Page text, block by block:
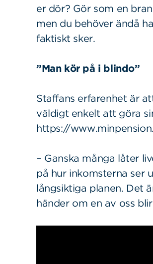
er dör? Gör som en
men du behöver ändå
faktiskt sker.
”Man kör på i blindo”
Staffans erfarenhet är
väldigt enkelt att göra
https://
– Ganska många låter
på hur inkomsterna ser
långsiktiga planen. Det
händer om en av oss
efter: